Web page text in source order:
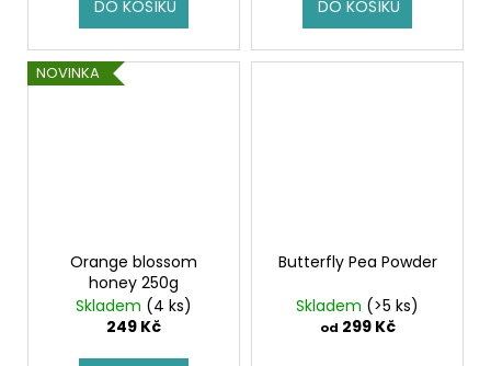
DO KOŠÍKU DO KOŠÍKU
NOVINKA
Orange blossom
honey 250g
Skladem (4 ks)
249 Kč
Butterfly Pea Powder
Skladem (>5 ks)
od 299 Kč